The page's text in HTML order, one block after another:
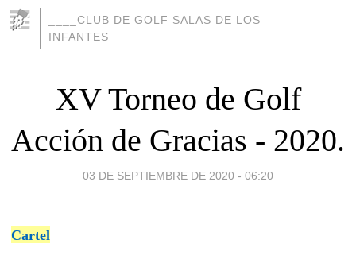
____CLUB DE GOLF SALAS DE LOS
INFANTES
XV Torneo de Golf
Acción de Gracias - 2020.
03 DE SEPTIEMBRE DE 2020 - 06:20
Cartel